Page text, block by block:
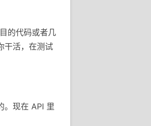
的代码或者几
干活，在测试
。现在 API 里